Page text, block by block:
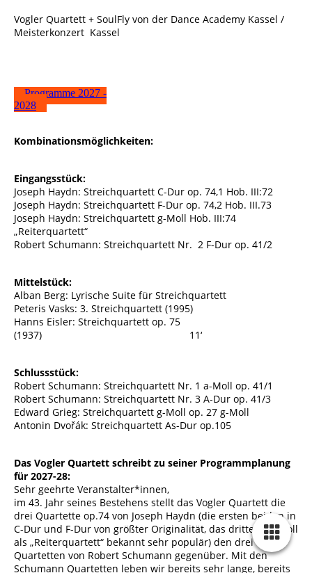
Vogler Quartett + SoulFly von der Dance Academy Kassel /
Meisterkonzert Kassel
Programme 2027 -
2028
Kombinationsmöglichkeiten:
Eingangsstück:
Joseph Haydn: Streichquartett C-Dur op. 74,1 Hob. III:72
Joseph Haydn: Streichquartett F-Dur op. 74,2 Hob. III.73
Joseph Haydn: Streichquartett g-Moll Hob. III:74
„Reiterquartett“
Robert Schumann: Streichquartett Nr. 2 F-Dur op. 41/2
Mittelstück:
Alban Berg: Lyrische Suite für Streichquartett
Peteris Vasks: 3. Streichquartett (1995)
Hanns Eisler: Streichquartett op. 75
(1937) 11‘
Schlussstück:
Robert Schumann: Streichquartett Nr. 1 a-Moll op. 41/1
Robert Schumann: Streichquartett Nr. 3 A-Dur op. 41/3
Edward Grieg: Streichquartett g-Moll op. 27 g-Moll
Antonin Dvořák: Streichquartett As-Dur op.105
Das Vogler Quartett schreibt zu seiner Programmplanung
für 2027-28:
Sehr geehrte Veranstalter*innen,
im 43. Jahr seines Bestehens stellt das Vogler Quartett die
drei Quartette op.74 von Joseph Haydn (die ersten beiden in
C-Dur und F-Dur von größter Originalität, das dritte in g-Moll
als „Reiterquartett“ bekannt sehr populär) den drei
Quartetten von Robert Schumann gegenüber. Mit den
Schumann Quartetten leben wir bereits sehr lange, bereits